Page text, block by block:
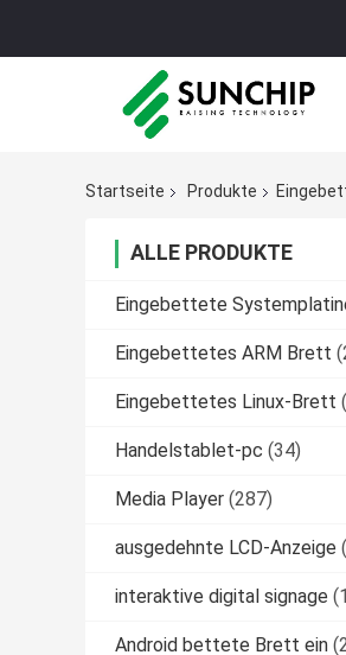
Startseite
Produkte
ALLE PRODUKTE
Eingebettete
Eingebettetes ARM Brett
Eingebettetes Linux-Brett
Handelstablet-pc (34)
Media Player (287)
ausgedehnte LCD-Anzeige
interaktive digital signage
Android bettete Brett ein